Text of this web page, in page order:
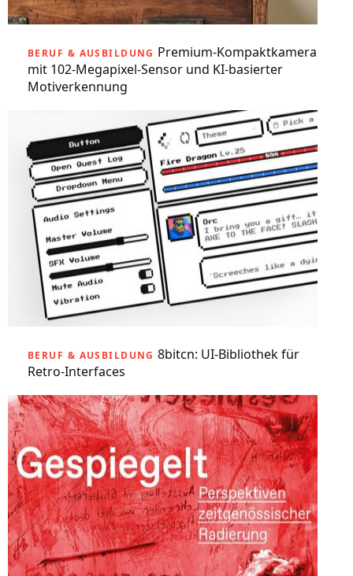
BERUF & AUSBILDUNG Premium-Kompaktkamera
mit 102-Megapixel-Sensor und KI-basierter
Motiverkennung
BERUF & AUSBILDUNG 8bitcn: UI-Bibliothek für
Retro-Interfaces